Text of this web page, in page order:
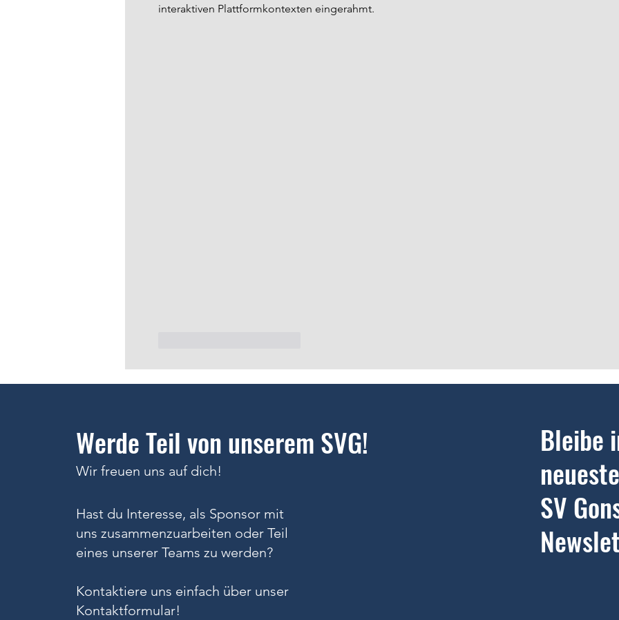
interaktiven Plattformkontexten eingerahmt.
Werde Teil von unserem SVG!
Wir freuen uns auf dich!
Hast du Interesse, als Sponsor mit
uns zusammenzuarbeiten oder Teil
eines unserer Teams zu werden?
Kontaktiere uns einfach über unser
Kontaktformular!
Bleibe
SV